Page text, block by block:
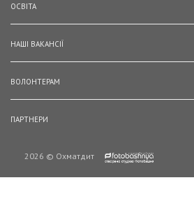
ОСВІТА
НАШІ ВАКАНСІЇ
ВОЛОНТЕРАМ
ПАРТНЕРИ
2026 © Охматдит